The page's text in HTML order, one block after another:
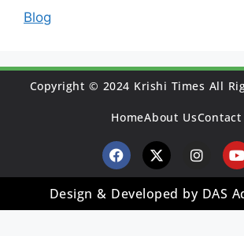
Blog
Copyright © 2024 Krishi Times All
HomeAbout UsContact
Design & Developed by DAS